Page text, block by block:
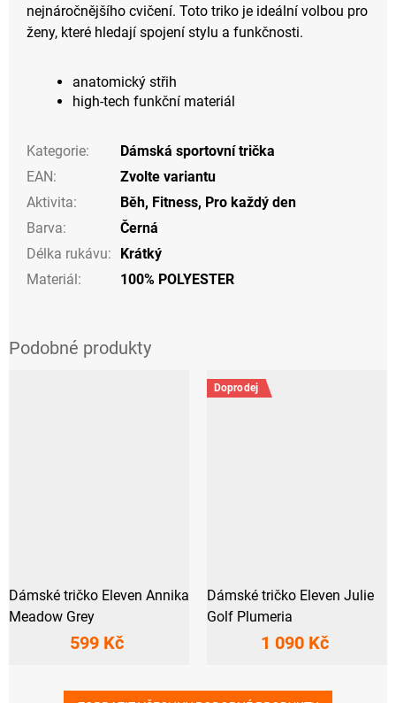
nejnáročnějšího cvičení. Toto triko je ideální volbou pro
ženy, které hledají spojení stylu a funkčnosti.
anatomický střih
high-tech funkční materiál
Kategorie:
Dámská sportovní trička
EAN:
Zvolte variantu
Aktivita: Běh, Fitness, Pro každý den
Barva:
Černá
Délka rukávu:
Krátký
Materiál: 100% POLYESTER
Dámské tričko Eleven Annika
Meadow Grey
599 Kč
Doprodej
Dámské tričko Eleven Julie
Golf Plumeria
1 090 Kč